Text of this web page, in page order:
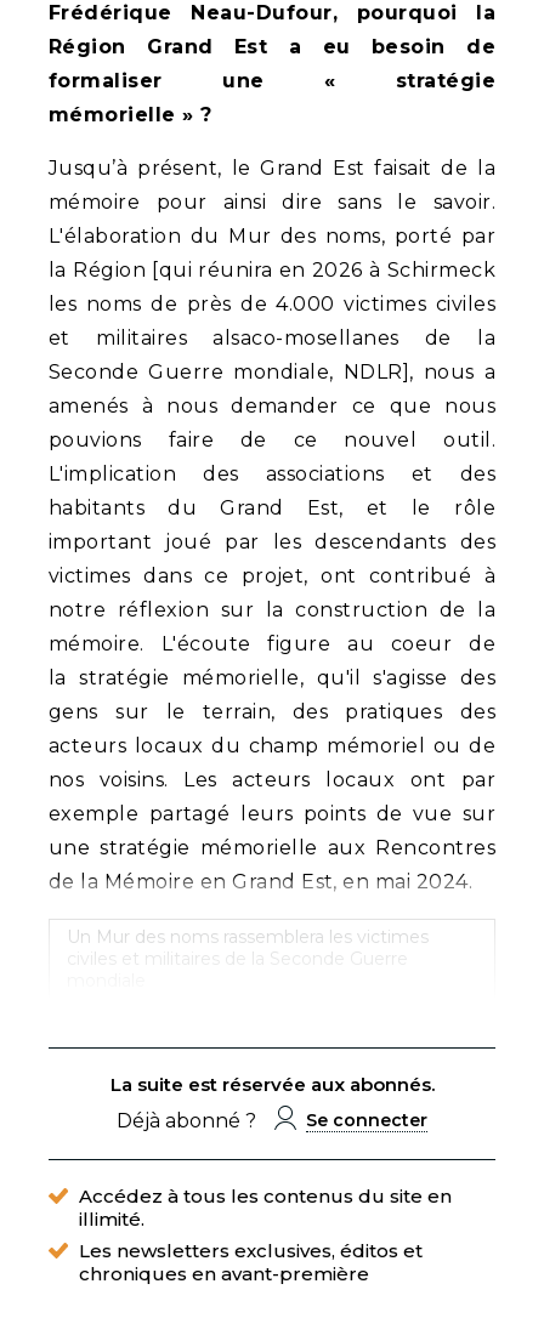
Frédérique Neau-Dufour, pourquoi la
Région Grand Est a eu besoin de
formaliser une « stratégie
mémorielle » ?
Jusqu’à présent, le Grand Est faisait de la
mémoire pour ainsi dire sans le savoir.
L'élaboration du Mur des noms, porté par
la Région [qui réunira en 2026 à Schirmeck
les noms de près de 4.000 victimes civiles
et militaires alsaco-mosellanes de la
Seconde Guerre mondiale, NDLR], nous a
amenés à nous demander ce que nous
pouvions faire de ce nouvel outil.
L'implication des associations et des
habitants du Grand Est, et le rôle
important joué par les descendants des
victimes dans ce projet, ont contribué à
notre réflexion sur la construction de la
mémoire. L'écoute figure au coeur de
la stratégie mémorielle, qu'il s'agisse des
gens sur le terrain, des pratiques des
acteurs locaux du champ mémoriel ou de
nos voisins. Les acteurs locaux ont par
exemple partagé leurs points de vue sur
une stratégie mémorielle aux Rencontres
de la Mémoire en Grand Est, en mai 2024.
Un Mur des noms rassemblera les victimes
civiles et militaires de la Seconde Guerre
La suite est réservée aux abonnés.
Déjà abonné ?
Se connecter
Accédez à tous les contenus du site en
illimité.
Les newsletters exclusives, éditos et
chroniques en avant-première